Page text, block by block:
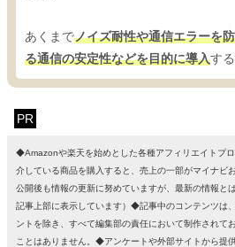
あくまでノイズ耐性や通信エラーを
る通信の安定性などを目的に導入す
PR
◆Amazonや楽天を始めとした各種アフィリエイトプ
介している商品を購入すると、売上の一部がマイナ
公開後も情報の更新に努めていますが、最新の情報と
記事上部に表示しています）◆記事中のコンテンツは
ントを除き、すべて編集部の責任において制作されて
ことはありません。◆アンケートや外部サイトから提